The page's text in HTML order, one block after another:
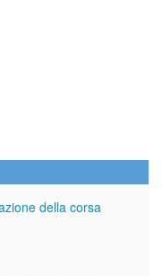
della corsa